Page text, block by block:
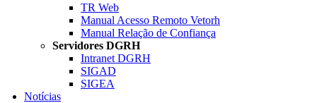
TR Web
Manual Acesso Remoto Vetorh
Manual Relação de Confiança
Servidores DGRH
Intranet DGRH
SIGAD
SIGEA
Notícias